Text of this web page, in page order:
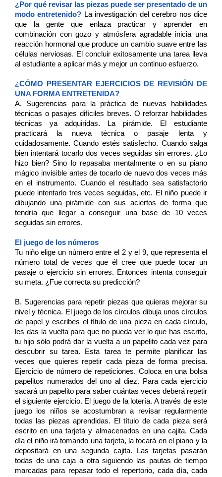
¿Por qué revisar las piezas puede ser presentado de un
modo entretenido? La investigación del cerebro nos dice
que la gente que enlaza practicar y aprender en
combinación con gozo y atmósfera agradable inicia una
reacción hormonal que produce un cambio suave entre las
células nerviosas. El concluir exitosamente una tarea lleva
al estudiante a aplicar más y mejor un continuo esfuerzo.
¿CÓMO PRESENTAR EJERCICIOS DE REVISIÓN DE
UNA FORMA ENTRETENIDA?
A. Sugerencias para la práctica de nuevas habilidades
técnicas o pasajes difíciles breves. O reforzar habilidades
técnicas ya adquiridas. La pirámide. El estudiante
practicará la nueva técnica o pasaje lenta y
cuidadosamente. Cuando estés satisfecho. Cuando salga
bien intentará tocarlo dos veces seguidas sin errores. ¿Lo
hizo bien? Sino lo repasaba mentalmente o en su piano
mágico invisible antes de tocarlo de nuevo dos veces más
en el instrumento. Cuando el resultado sea satisfactorio
puede intentarlo tres veces seguidas, etc. El niño puede ir
dibujando una pirámide con sus aciertos de forma que
tendría que llegar a conseguir una base de 10 veces
seguidas sin errores.
El juego de los números
Tu niño elige un número entre el 2 y el 9, que representa el
número total de veces que él cree que puede tocar un
pasaje o ejercicio sin errores. Entonces intenta conseguir
su meta. ¿Fue correcta su predicción?
B. Sugerencias para repetir piezas que quieras mejorar su
nivel y técnica. El juego de los círculos dibuja unos círculos
de papel y escribes el título de una pieza en cada círculo,
les das la vuelta para que no pueda ver lo que has escrito,
tu hijo sólo podrá dar la vuelta a un papelito cada vez para
descubrir su tarea. Esta tarea te permite planificar las
veces que quieres repetir cada pieza de forma precisa.
Ejercicio de número de repeticiones. Coloca en una bolsa
papelitos numerados del uno al diez. Para cada ejercicio
sacará un papelito para saber cuántas veces deberá repetir
el siguiente ejercicio. El juego de la lotería. A través de este
juego los niños se acostumbran a revisar regularmente
todas las piezas aprendidas. El título de cada pieza será
escrito en una tarjeta y almacenados en una cajita. Cada
día el niño irá tomando una tarjeta, la tocará en el piano y la
depositará en una segunda cajita. Las tarjetas pasarán
todas de una caja a otra siguiendo las pautas de tiempo
marcadas para repasar todo el repertorio, cada día, cada